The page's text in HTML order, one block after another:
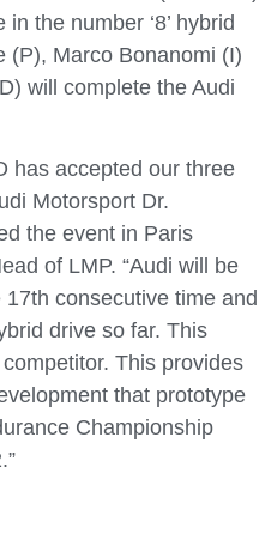
the number ‘8’ hybrid
(P), Marco Bonanomi (I)
will complete the Audi
has accepted our three
Motorsport Dr.
the event in Paris
of LMP. “Audi will be
consecutive time and
drive so far. This
This provides
that prototype
Championship